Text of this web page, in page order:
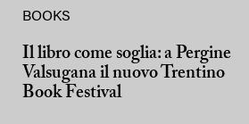
BOOKS
Il libro come soglia: a Pergine
Valsugana il nuovo Trentino
Book Festival